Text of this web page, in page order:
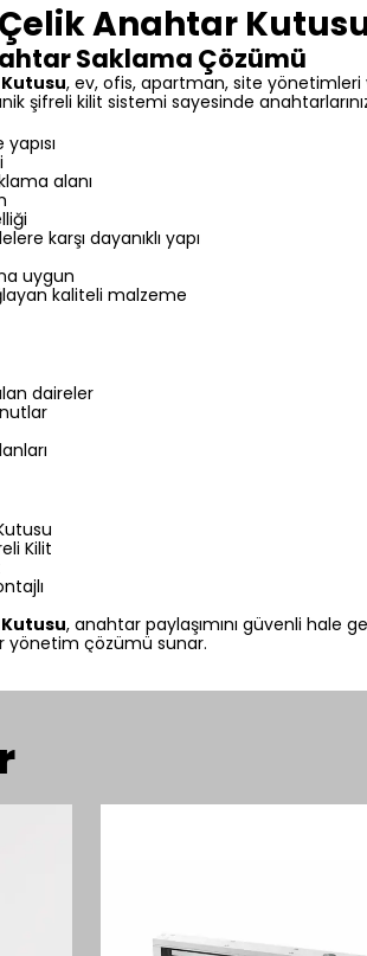
Anahtar
Saklama Çözümü
, ev, ofis, apartman, site
şifreli kilit sistemi sayesinde
alanı
karşı dayanıklı yapı
uygun
kaliteli malzeme
daireler
Kilit
, anahtar paylaşımını güvenli hale
yönetim çözümü sunar.